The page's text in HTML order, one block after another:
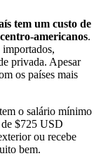
tem um custo de
americanos.
importados,
privada. Apesar
os países mais
o salário mínimo
$725 USD
ou recebe
bem.